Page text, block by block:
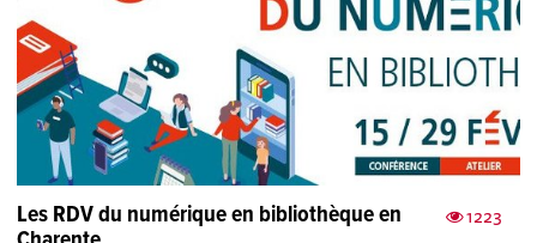
1223
Les RDV du numérique en bibliothèque en